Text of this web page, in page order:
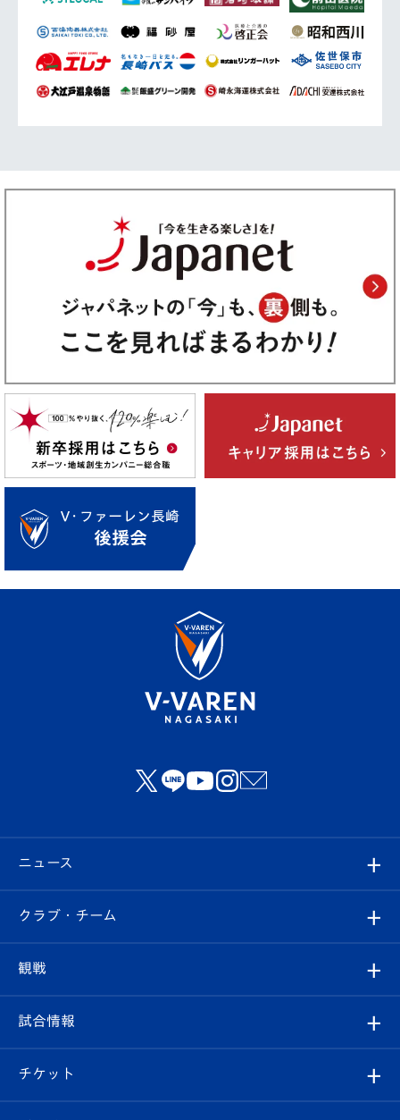
ニュース
すべて
クラブ
試合情報
クラブ・チーム
クラブ概要
エンブレム紹介
観戦
観戦ルール
はじめての観戦ガイド
試合情報
試合日程/結果
チケット